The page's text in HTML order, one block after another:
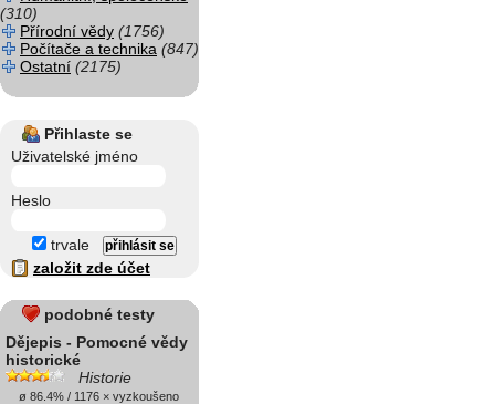
(310)
Přírodní vědy (1756)
Počítače a technika (847)
Ostatní (2175)
Přihlaste se
Uživatelské jméno
Heslo
trvale
založit zde účet
podobné testy
Dějepis - Pomocné vědy
historické
Historie
ø 86.4% / 1176 × vyzkoušeno